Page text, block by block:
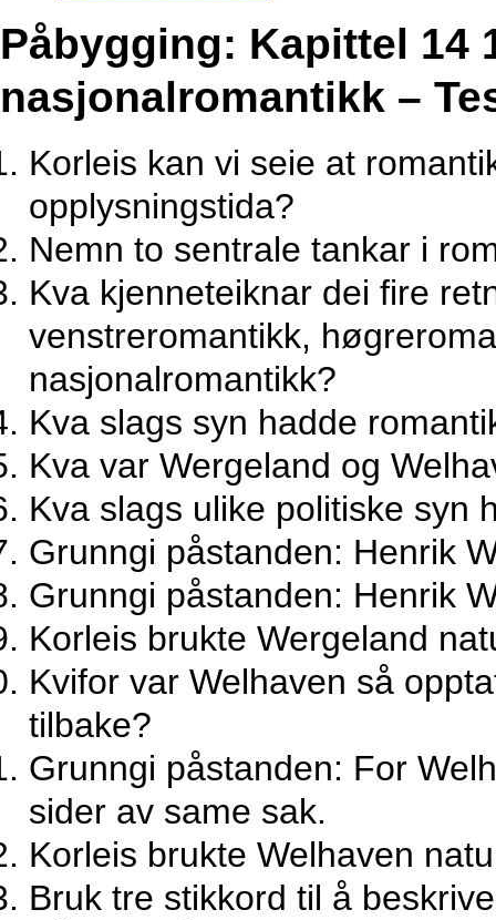
Påbygging: Kapittel 14
nasjonalromantikk –
Korleis kan vi seie at
opplysningstida?
Nemn to sentrale tankar i
Kva kjenneteiknar dei fire
venstreromantikk,
nasjonalromantikk?
Kva slags syn hadde
Kva var Wergeland og
Kva slags ulike politiske syn
Grunngi påstanden: Henrik
Grunngi påstanden: Henrik
Korleis brukte Wergeland
Kvifor var Welhaven så
tilbake?
Grunngi påstanden: For
sider av same sak.
Korleis brukte Welhaven
Bruk tre stikkord til å